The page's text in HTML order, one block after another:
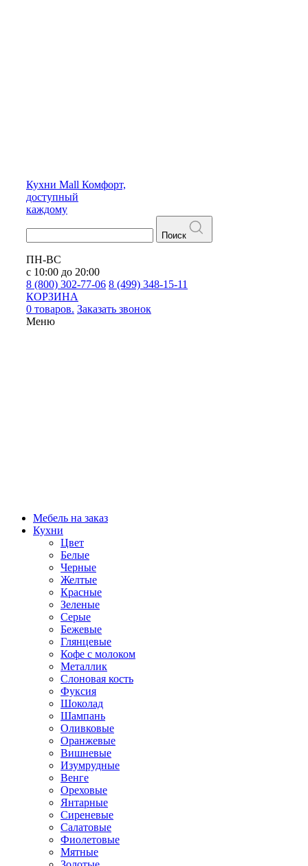
Кухни Mall Комфорт,
доступный
каждому
Поиск
ПН-ВС
с 10:00 до 20:00
8 (800) 302-77-06 8 (499) 348-15-11
КОРЗИНА
0 товаров. Заказать звонок
Меню
Мебель на заказ
Кухни
Цвет
Белые
Черные
Желтые
Красные
Зеленые
Серые
Бежевые
Глянцевые
Кофе с молоком
Металлик
Слоновая кость
Фуксия
Шоколад
Шампань
Оливковые
Оранжевые
Вишневые
Изумрудные
Венге
Ореховые
Янтарные
Сиреневые
Салатовые
Фиолетовые
Мятные